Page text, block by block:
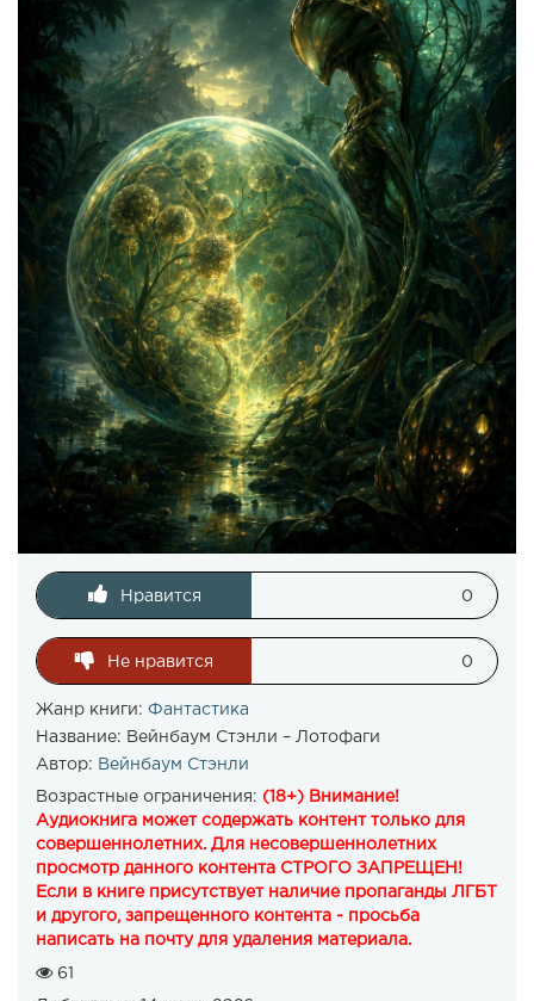
Нравится 0
Не нравится 0
Жанр книги: Фантастика
Название: Вейнбаум Стэнли – Лотофаги
Автор: Вейнбаум Стэнли
Возрастные ограничения: (18+) Внимание!
Аудиокнига может содержать контент только для
совершеннолетних. Для несовершеннолетних
просмотр данного контента СТРОГО ЗАПРЕЩЕН!
Если в книге присутствует наличие пропаганды ЛГБТ
и другого, запрещенного контента - просьба
написать на почту для удаления материала.
61